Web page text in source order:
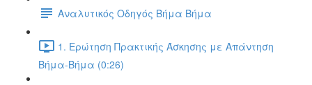
Αναλυτικός Οδηγός Βήμα Βήμα
1. Ερώτηση Πρακτικής Άσκησης με Απάντηση
Βήμα-Βήμα (0:26)